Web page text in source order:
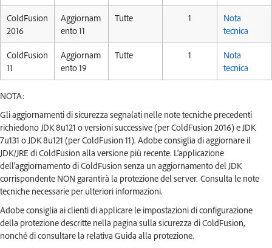
ColdFusion
2016
Aggiornam
ento 11
Tutte 1
Nota
tecnica
ColdFusion
11
Aggiornam
ento 19
Tutte 1
Nota
tecnica
NOTA:
Gli aggiornamenti di sicurezza segnalati nelle note tecniche precedenti
richiedono JDK 8u121 o versioni successive (per ColdFusion 2016) e JDK
7u131 o JDK 8u121 (per ColdFusion 11). Adobe consiglia di aggiornare il
JDK/JRE di ColdFusion alla versione più recente. L'applicazione
dell'aggiornamento di ColdFusion senza un aggiornamento del JDK
corrispondente NON garantirà la protezione del server. Consulta le note
tecniche necessarie per ulteriori informazioni.
Adobe consiglia ai clienti di applicare le impostazioni di configurazione
della protezione descritte nella pagina sulla sicurezza di ColdFusion,
nonché di consultare la relativa Guida alla protezione.